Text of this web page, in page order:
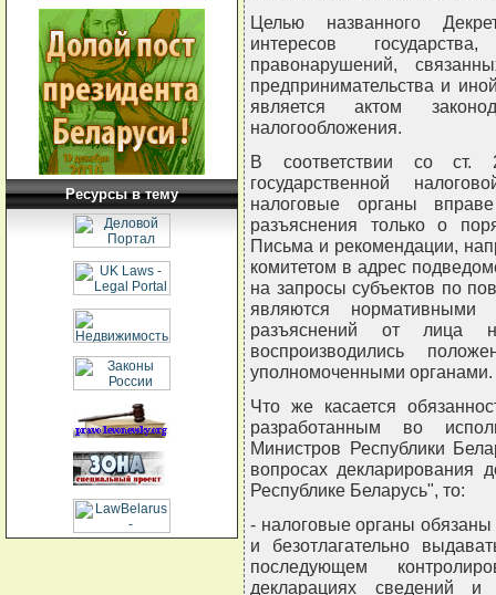
Ресурсы в тему
Целью названного
интересов
правонарушений,
предпринимательства и
является актом
налогообложения.
В соответствии со ст.
государственной
налоговые органы
разъяснения только о
Письма и рекомендации,
комитетом в адрес
на запросы субъектов по
являются
разъяснений от лица
воспроизводились
уполномоченными органами.
Что же касается
разработанным во
Министров Республики
вопросах декларирования
Республике Беларусь", то:
- налоговые органы
и безотлагательно
последующем
декларациях сведений